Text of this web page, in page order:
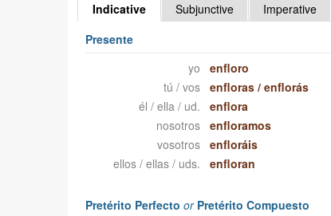
Indicative Subjunctive
Imperative
Presente
yo
enfloro
tú / vos
enfloras /enflorás
él / ella / ud.
enflora
nosotros
enfloramos
vosotros
enfloráis
ellos / ellas / uds.
enfloran
Pretérito Perfecto orPretérito Compuesto